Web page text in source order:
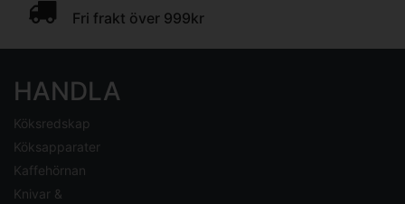
Fri frakt över 999kr
HANDLA
Köksredskap
Köksapparater
Kaffehörnan
Knivar &